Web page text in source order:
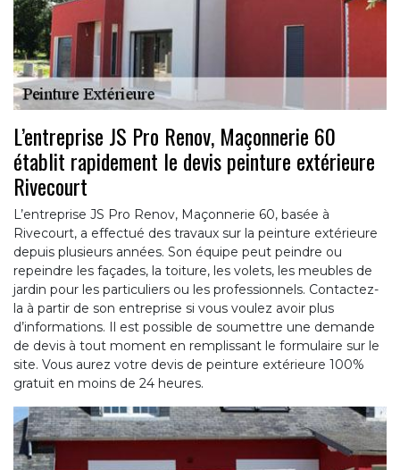
L’entreprise JS Pro Renov, Maçonnerie 60
établit rapidement le devis peinture extérieure
Rivecourt
L’entreprise JS Pro Renov, Maçonnerie 60, basée à
Rivecourt, a effectué des travaux sur la peinture extérieure
depuis plusieurs années. Son équipe peut peindre ou
repeindre les façades, la toiture, les volets, les meubles de
jardin pour les particuliers ou les professionnels. Contactez-
la à partir de son entreprise si vous voulez avoir plus
d’informations. Il est possible de soumettre une demande
de devis à tout moment en remplissant le formulaire sur le
site. Vous aurez votre devis de peinture extérieure 100%
gratuit en moins de 24 heures.